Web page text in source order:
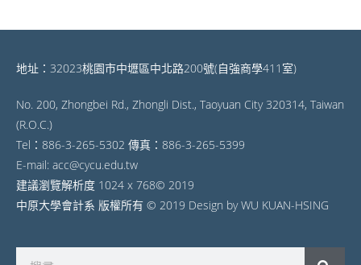
地址：32023桃園市中壢區中北路200號(自強商學411室)
No. 200, Zhongbei Rd., Zhongli Dist., Taoyuan City 320314, Taiwan
(R.O.C.)
Tel：886-3-265-5302 傳真：886-3-265-5399
E-mail: acc@cycu.edu.tw
建議瀏覽解析度 1024 x 768© 2019
中原大學會計系 版權所有 © 2019 Design by WU KUAN-HSING